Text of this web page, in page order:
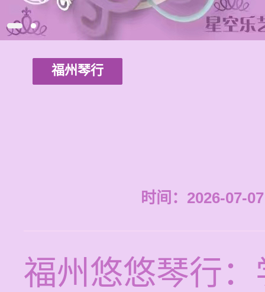
福州琴行
时间：2026-07-
福州悠悠琴行